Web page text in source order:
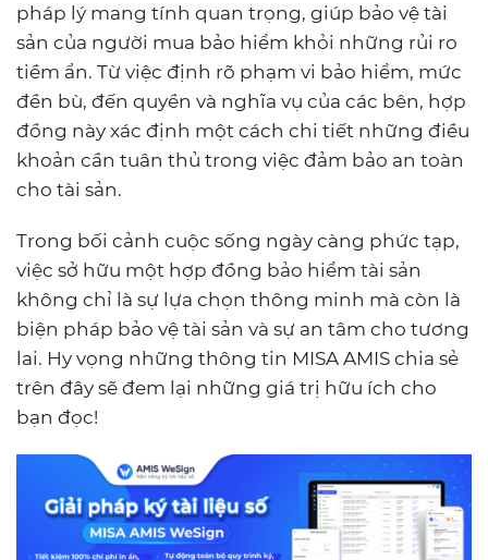
pháp lý mang tính quan trọng, giúp bảo vệ tài
sản của người mua bảo hiểm khỏi những rủi ro
tiềm ẩn. Từ việc định rõ phạm vi bảo hiểm, mức
đền bù, đến quyền và nghĩa vụ của các bên, hợp
đồng này xác định một cách chi tiết những điều
khoản cần tuân thủ trong việc đảm bảo an toàn
cho tài sản.
Trong bối cảnh cuộc sống ngày càng phức tạp,
việc sở hữu một hợp đồng bảo hiểm tài sản
không chỉ là sự lựa chọn thông minh mà còn là
biện pháp bảo vệ tài sản và sự an tâm cho tương
lai. Hy vọng những thông tin MISA AMIS chia sẻ
trên đây sẽ đem lại những giá trị hữu ích cho
bạn đọc!